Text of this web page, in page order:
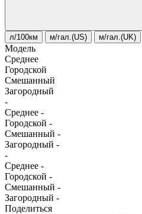
л/100км м/гал.(US) м/гал.(UK)
Модель
Среднее
Городской
Смешанный
Загородный
-
Среднее -
Городской -
Смешанный -
Загородный -
-
Среднее -
Городской -
Смешанный -
Загородный -
Поделиться